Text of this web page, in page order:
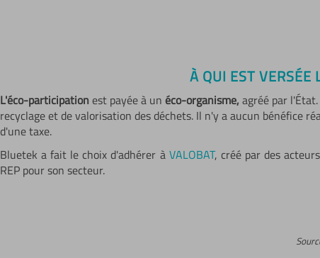
À QUI EST VERSÉE
L'éco-participation est payée à un éco-organisme, agréé par
recyclage et de valorisation des déchets. Il n'y a aucun bénéfice
d'une taxe.
Bluetek a fait le choix d'adhérer à VALOBAT, créé par des
REP pour son secteur.